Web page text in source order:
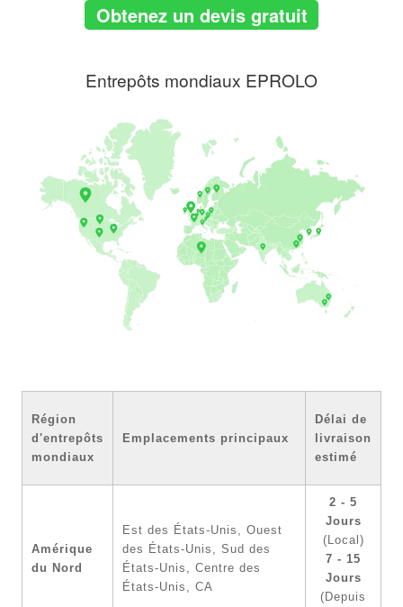
Obtenez un devis gratuit
Entrepôts mondiaux EPROLO
Région
d'entrepôts
mondiaux
Emplacements principaux
Délai de
livraison
estimé
Amérique
du Nord
Est des États-Unis, Ouest
des États-Unis, Sud des
États-Unis, Centre des
États-Unis, CA
2 - 5
Jours
(Local)
7 - 15
Jours
(Depuis